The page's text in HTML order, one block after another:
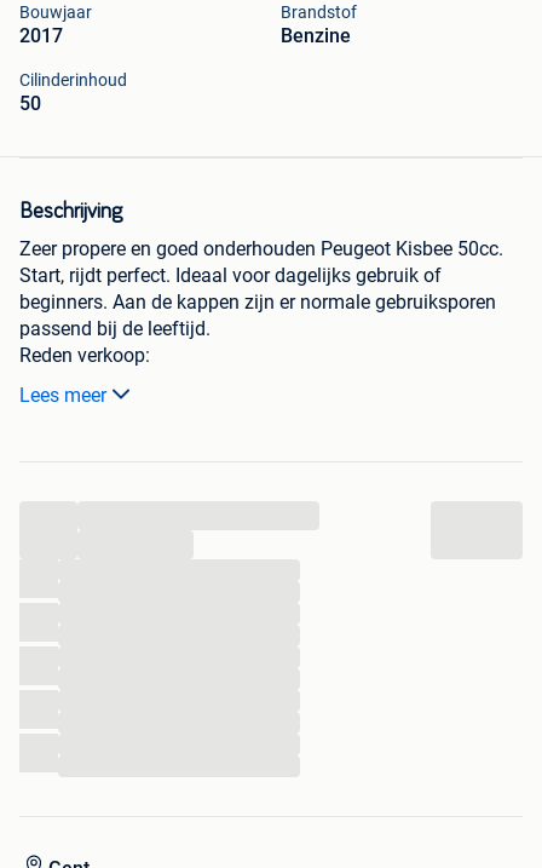
Bouwjaar
2017
Brandstof
Benzine
Cilinderinhoud
50
Beschrijving
Zeer propere en goed onderhouden Peugeot Kisbee 50cc.
Start, rijdt perfect. Ideaal voor dagelijks gebruik of
beginners. Aan de kappen zijn er normale gebruiksporen
passend bij de leeftijd.
Reden verkoop:
Verkoop wegens behalen autorijbewijs.
Lees meer